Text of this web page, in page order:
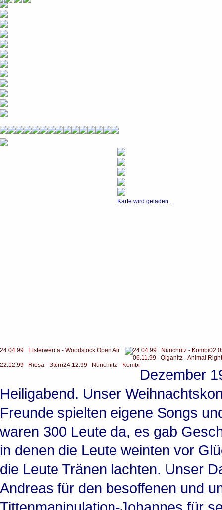
Karte wird geladen ...
24.04.99 Elsterwerda - Woodstock Open Air 24.04.99 Nünchritz - Kombi
06.11.99 Olganitz - Animal
22.12.99 Riesa - Stern24.12.99 Nünchritz - Kombi
Dezember
Heiligabend. Unser
Freunde spielten eigene Songs
waren 300 Leute da, es gab
in denen die Leute weinten vor
die Leute Tränen lachten. Unser
Andreas für den besoffenen und